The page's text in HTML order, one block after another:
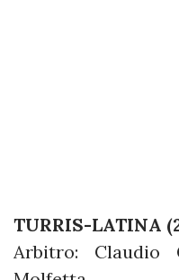
TURRIS-LATINA
Arbitro: Claudio